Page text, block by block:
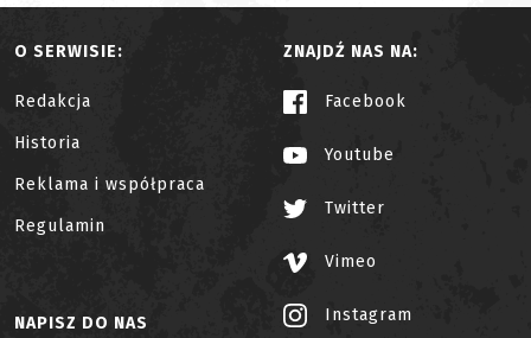
O SERWISIE:
Redakcja
Historia
Reklama i współpraca
Regulamin
ZNAJDŹ NAS NA:
Facebook
Youtube
Twitter
Vimeo
Instagram
NAPISZ DO NAS